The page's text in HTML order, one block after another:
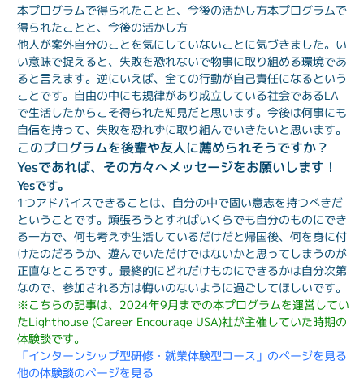
本プログラムで得られたことと、今後の活かし方本プログラムで
得られたことと、今後の活かし方
他人が案外自分のことを気にしていないことに気づきました。い
い意味で捉えると、失敗を恐れないで物事に取り組める環境であ
ると言えます。逆にいえば、全ての行動が自己責任になるという
ことです。自由の中にも規律があり成立している社会であるLA
で生活したからこそ得られた知見だと思います。今後は何事にも
自信を持って、失敗を恐れずに取り組んでいきたいと思います。
このプログラムを後輩や友人に薦められそうですか？
Yesであれば、その方々へメッセージをお願いします！
Yesです。
1つアドバイスできることは、自分の中で固い意志を持つべきだ
ということです。頑張ろうとすればいくらでも自分のものにでき
る一方で、何も考えず生活しているだけだと帰国後、何を身に付
けたのだろうか、遊んでいただけではないかと思ってしまうのが
正直なところです。最終的にどれだけものにできるかは自分次第
なので、参加される方は悔いのないように過ごしてほしいです。
※こちらの記事は、2024年9月までの本プログラムを運営してい
たLighthouse (Career Encourage USA)社が主催していた時期の
体験談です。
「インターンシップ型研修・就業体験型コース」のページを見る
他の体験談のページを見る